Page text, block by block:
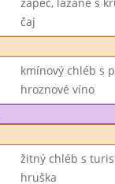
čaj
kmínový chléb s
hroznové víno
žitný chléb s
hruška